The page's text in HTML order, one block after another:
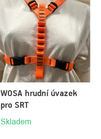
WOSA hrudní úvazek
pro SRT
Skladem